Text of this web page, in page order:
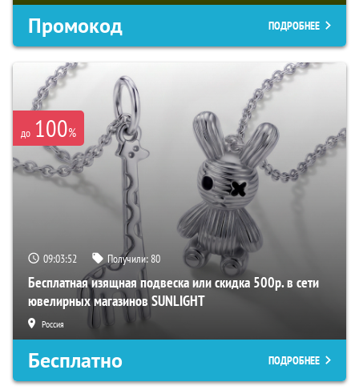
Промокод ПОДРОБНЕЕ
до 100%
09:03:51 Получили:80
Бесплатная изящная подвеска или скидка 500р. в сети
ювелирных магазинов SUNLIGHT
Россия
Бесплатно ПОДРОБНЕЕ